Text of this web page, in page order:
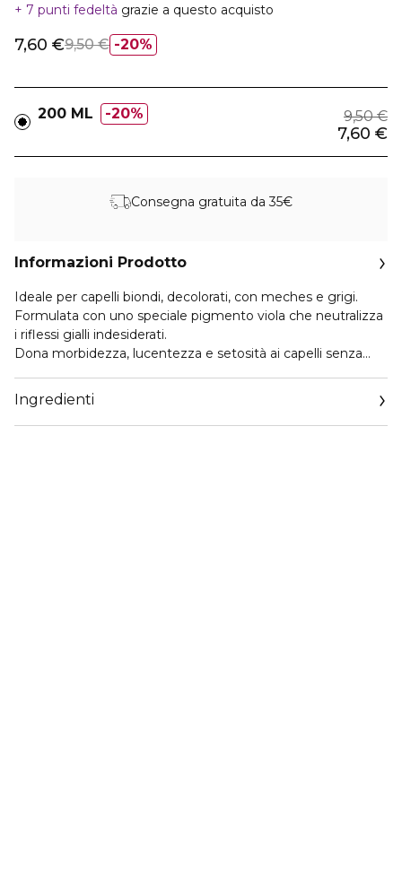
7 punti fedeltà grazie a questo acquisto
20%
7,60 €9,50 €
200 ML 20% 9,50 €
7,60 €
Consegna gratuita da 35€
Informazioni Prodotto
Ideale per capelli biondi, decolorati, con meches e grigi.
Formulata con uno speciale pigmento viola che neutralizza
i riflessi gialli indesiderati.
Dona morbidezza, lucentezza e setosità ai capelli senza
USO:
Agitare prima dell’uso.
Si consiglia l’utilizzo di guanti monouso.
Ingredienti